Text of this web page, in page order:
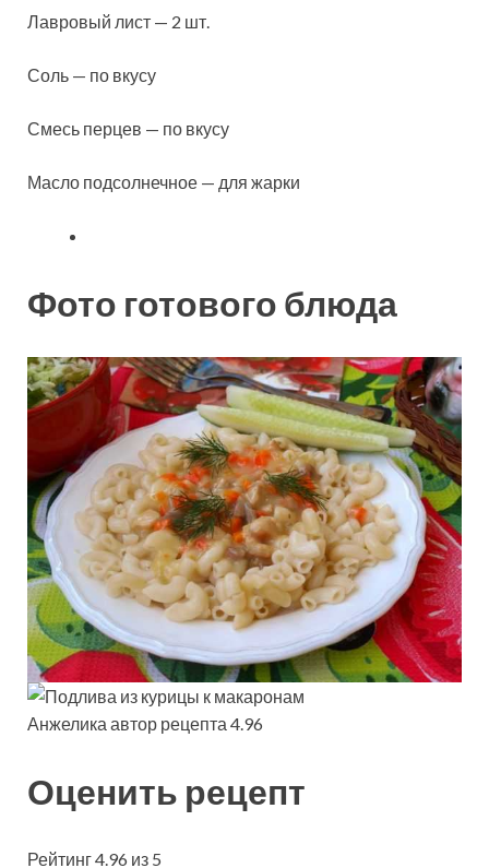
Лавровый лист — 2 шт.
Соль — по вкусу
Смесь перцев — по вкусу
Масло подсолнечное — для жарки
Фото готового блюда
Анжелика автор рецепта 4.96
Оценить рецепт
Рейтинг 4.96 из 5